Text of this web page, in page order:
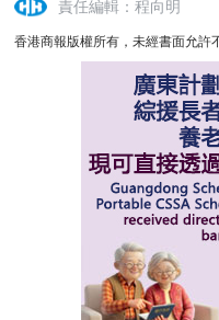
責任編輯：程向明
香港商報版權所有，未經書面允許